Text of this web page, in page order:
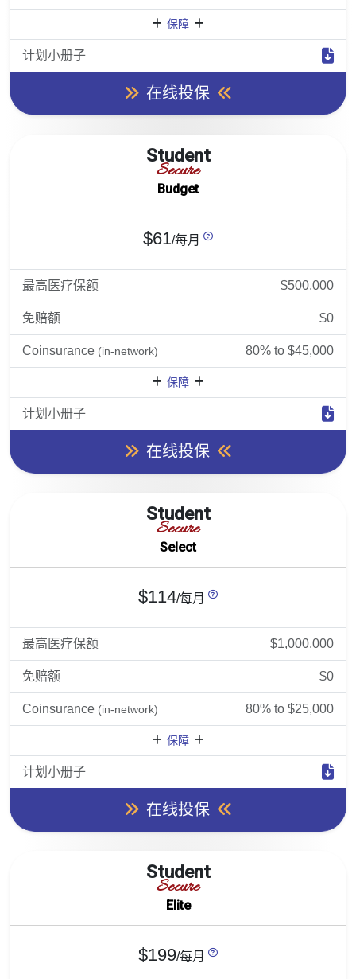
保障
计划小册子
在线投保
Student
Secure
Budget
$61/每月
最高医疗保额 $500,000
免赔额 $0
Coinsurance (in-network) 80% to $45,000
保障
计划小册子
在线投保
Student
Secure
Select
$114/每月
最高医疗保额 $1,000,000
免赔额 $0
Coinsurance (in-network) 80% to $25,000
保障
计划小册子
在线投保
Student
Secure
Elite
$199/每月